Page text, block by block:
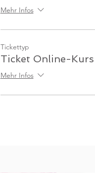
Mehr Infos
Tickettyp
Ticket Online-
Mehr Infos